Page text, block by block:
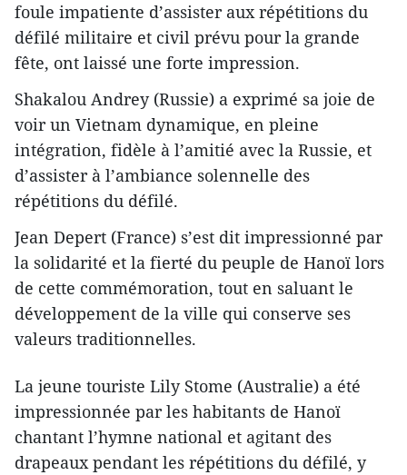
foule impatiente d’assister aux répétitions du
défilé militaire et civil prévu pour la grande
fête, ont laissé une forte impression.
Shakalou Andrey (Russie) a exprimé sa joie de
voir un Vietnam dynamique, en pleine
intégration, fidèle à l’amitié avec la Russie, et
d’assister à l’ambiance solennelle des
répétitions du défilé.
Jean Depert (France) s’est dit impressionné par
la solidarité et la fierté du peuple de Hanoï lors
de cette commémoration, tout en saluant le
développement de la ville qui conserve ses
valeurs traditionnelles.
La jeune touriste Lily Stome (Australie) a été
impressionnée par les habitants de Hanoï
chantant l’hymne national et agitant des
drapeaux pendant les répétitions du défilé, y